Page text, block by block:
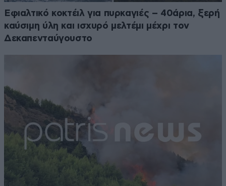
Eφιαλτικό κοκτέιλ για πυρκαγιές – 40άρια, ξερή
καύσιμη ύλη και ισχυρό μελτέμι μέχρι τον
Δεκαπενταύγουστο